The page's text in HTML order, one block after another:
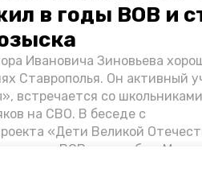
в годы ВОВ и
Ивановича Зиновьева
Ставрополья. Он активный
встречается со
на СВО. В беседе с
«Дети Великой
в годы ВОВ, о службе в